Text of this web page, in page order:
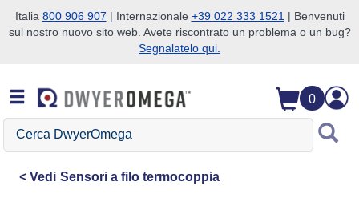
Salta alla ricerca
Salta al contenuto principale
Salta alla navigazione
Italia 800 906 907 | Internazionale +39 022 333 1521 | Benvenuti
sul nostro nuovo sito web. Avete riscontrato un problema o un bug?
Segnalatelo qui.
0
Cerca
DwyerOmega
Vedi Sensori a filo termocoppia